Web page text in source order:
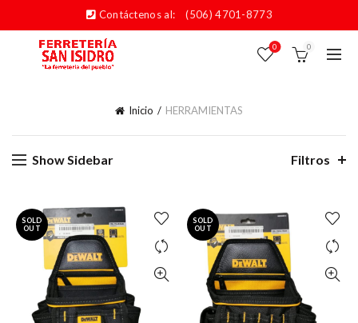
Contáctenos al: (506) 4701-8773
0 0
Inicio HERRAMIENTAS
Show Sidebar Filtros
SOLD
OUT
SOLD
OUT